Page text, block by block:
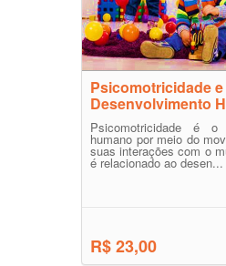
Psicomotricidade e
Desenvolvimento
Psicomotricidade é
humano por meio do
suas interações com o
é relacionado ao desen...
R$ 23,00